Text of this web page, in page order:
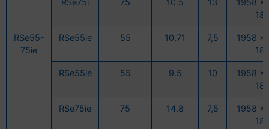
RSe75i 75 10.5 13
1958 x
RSe55-
75ie
RSe55ie 55 10.71 7,5
1958 x
RSe55ie 55 9.5 10
1958 x
RSe75ie 75 14.8 7,5
1958 x